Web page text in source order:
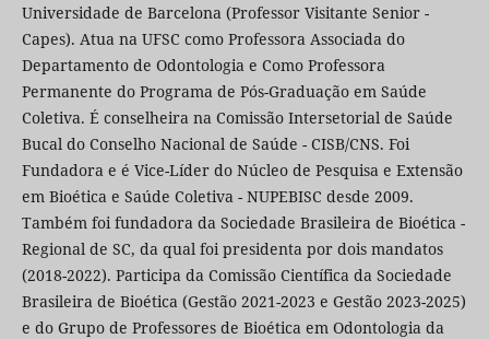
Universidade de Barcelona (Professor Visitante Senior -
Capes). Atua na UFSC como Professora Associada do
Departamento de Odontologia e Como Professora
Permanente do Programa de Pós-Graduação em Saúde
Coletiva. É conselheira na Comissão Intersetorial de Saúde
Bucal do Conselho Nacional de Saúde - CISB/CNS. Foi
Fundadora e é Vice-Líder do Núcleo de Pesquisa e Extensão
em Bioética e Saúde Coletiva - NUPEBISC desde 2009.
Também foi fundadora da Sociedade Brasileira de Bioética -
Regional de SC, da qual foi presidenta por dois mandatos
(2018-2022). Participa da Comissão Científica da Sociedade
Brasileira de Bioética (Gestão 2021-2023 e Gestão 2023-2025)
e do Grupo de Professores de Bioética em Odontologia da